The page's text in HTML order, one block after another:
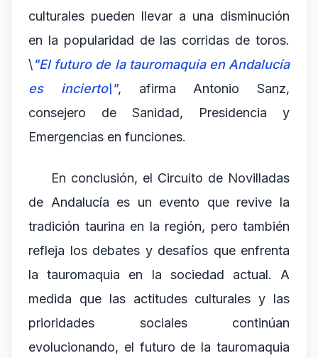
culturales pueden llevar a una disminución
en la popularidad de las corridas de toros.
\"El futuro de la tauromaquia en Andalucía
es incierto\", afirma Antonio Sanz,
consejero de Sanidad, Presidencia y
Emergencias en funciones.
En conclusión, el Circuito de Novilladas
de Andalucía es un evento que revive la
tradición taurina en la región, pero también
refleja los debates y desafíos que enfrenta
la tauromaquia en la sociedad actual. A
medida que las actitudes culturales y las
prioridades sociales continúan
evolucionando, el futuro de la tauromaquia